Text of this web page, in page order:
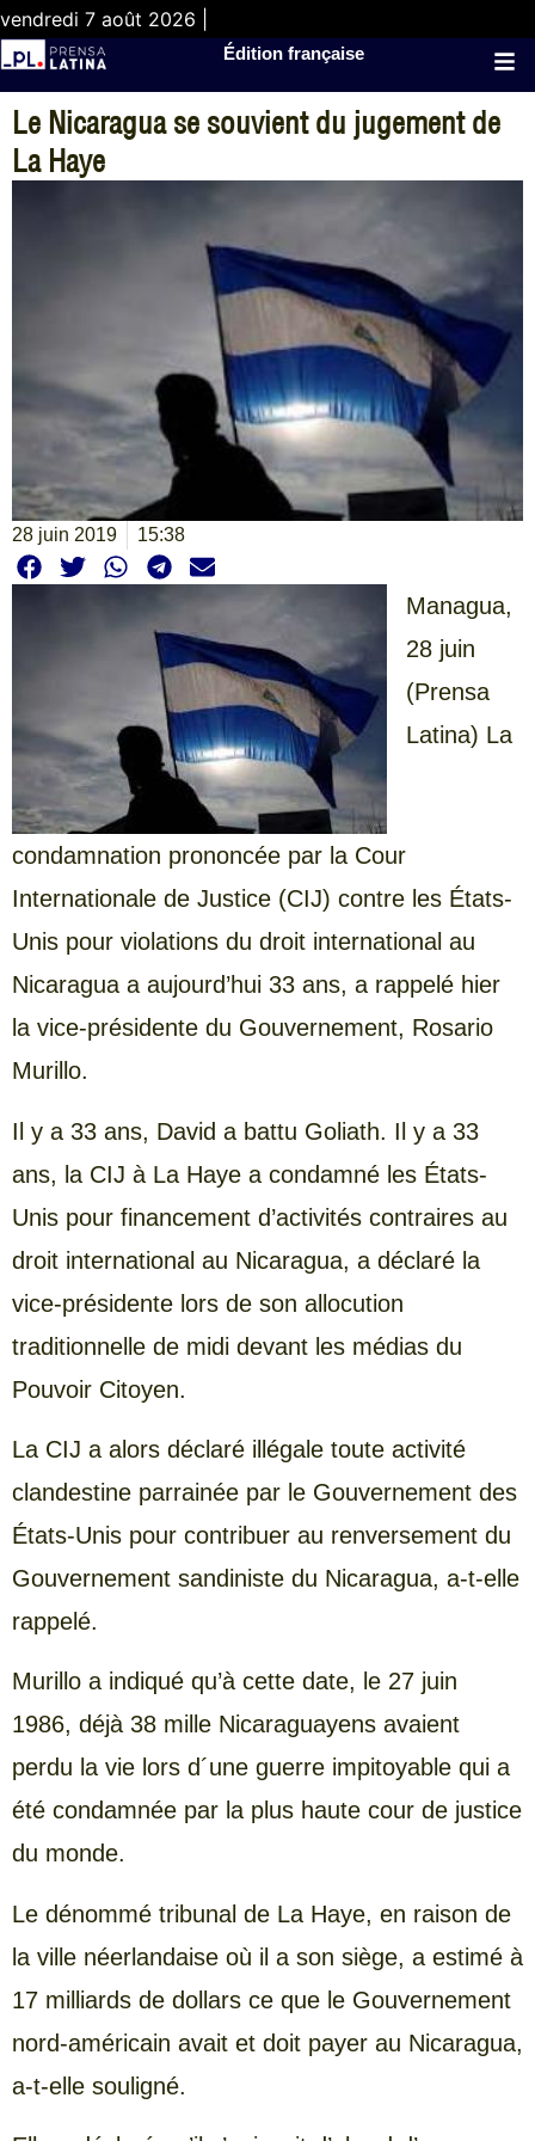
vendredi 7 août 2026 |
Édition française
Le Nicaragua se souvient du jugement de
La Haye
28 juin 2019 15:38
Managua,
28 juin
(Prensa
Latina) La
condamnation prononcée par la Cour
Internationale de Justice (CIJ) contre les États-
Unis pour violations du droit international au
Nicaragua a aujourd’hui 33 ans, a rappelé hier
la vice-présidente du Gouvernement, Rosario
Murillo.
Il y a 33 ans, David a battu Goliath. Il y a 33
ans, la CIJ à La Haye a condamné les États-
Unis pour financement d’activités contraires au
droit international au Nicaragua, a déclaré la
vice-présidente lors de son allocution
traditionnelle de midi devant les médias du
Pouvoir Citoyen.
La CIJ a alors déclaré illégale toute activité
clandestine parrainée par le Gouvernement des
États-Unis pour contribuer au renversement du
Gouvernement sandiniste du Nicaragua, a-t-elle
rappelé.
Murillo a indiqué qu’à cette date, le 27 juin
1986, déjà 38 mille Nicaraguayens avaient
perdu la vie lors d´une guerre impitoyable qui a
été condamnée par la plus haute cour de justice
du monde.
Le dénommé tribunal de La Haye, en raison de
la ville néerlandaise où il a son siège, a estimé à
17 milliards de dollars ce que le Gouvernement
nord-américain avait et doit payer au Nicaragua,
a-t-elle souligné.